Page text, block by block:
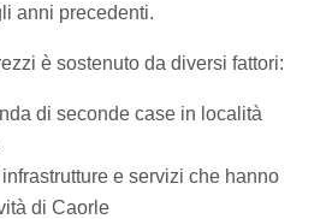
anni precedenti.
è sostenuto da diversi fattori:
di seconde case in località
e servizi che hanno
di Caorle